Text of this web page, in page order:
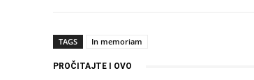
TAGS In memoriam
PROČITAJTE I OVO